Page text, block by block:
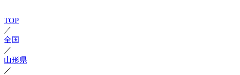
TOP
／
全国
／
山形県
／